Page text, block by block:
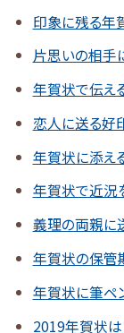
印象に残る年
片思いの相手
年賀状で伝え
恋人に送る好
年賀状に添え
年賀状で近況
義理の両親に
年賀状の保管
年賀状に筆ペ
2019年賀状は